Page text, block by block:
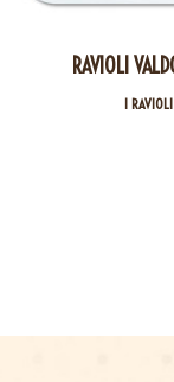
RAVIOLI
I RAVIOLI